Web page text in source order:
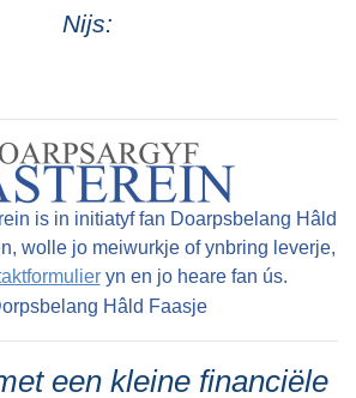
Nijs:
is in initiatyf fan Doarpsbelang Hâld
wolle jo meiwurkje of ynbring leverje,
yn en jo heare fan ús.
een kleine financiële